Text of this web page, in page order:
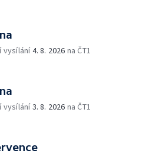
vysílání4. 8. 2026 na ČT1
vysílání3. 8. 2026 na ČT1